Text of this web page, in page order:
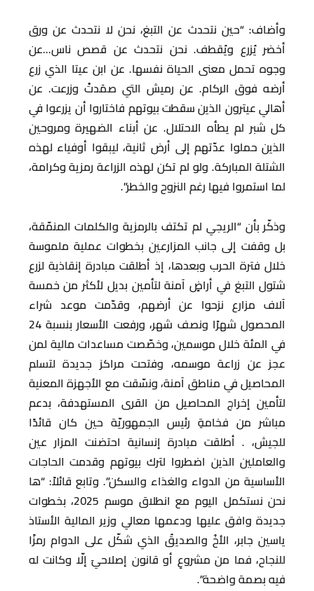
وأضاف: “حين نتحدث عن التبغ، نحن لا نتحدث عن ورق
أخضر يُزرع ويُقطف. نحن نتحدث عن قصص ناس…عن
وجوه تحمل معنى الحياة نفسها. عن ابن عيتا الذي زرع
أرضه فوق الركام. عن رميش التي صمَدتْ وزرعت. عن
أهالي عيترون الذين سقطت بيوتهم فاختاروا أن يزرعوا في
كل شبر لم يطأه الاحتلال. عن أبناء الضهيرة ومروحين
الذين حملوا عدّتهم إلى أرض ثانية، ليبقوا أوفياء لهذه
الشتلة المباركة. ولو لم تكن لهذه الزراعة رمزية وكرامة،
لما استمروا فيها رغم النزوح والخطر”.
وذكّر بأن “الريجي لم تكتف بالرمزية والكلمات المنمّقة،
بل وقفت إلى جانب المزارعين بخطوات عملية ملموسة
خلال فترة الحرب وبعدها، إذ أطلقت مبادرة إنقاذية لزرع
شتول التبغ في أراضٍ آمنة لتأمين بديل لأكثر من خمسة
آلاف مزارع نزحوا عن أرضهم، وقدّمت موعد شراء
المحصول شهرًا ونصف شهر، ورفعت الأسعار بنسبة 24
في المئة خلال موسمين، وخصّصت مساعدات مالية لمن
عجز عن زراعة موسمه، وفتحت مراكز جديدة لتسلم
المحاصيل في مناطق آمنة، ونسّقت مع الأجهزة المعنية
لتأمين إخراج المحاصيل من القرى المستهدفة، بدعم
مباشر من فخامةِ رئيس الجمهوريّة حين كان قائدًا
للجيش، . أطلقت مبادرة إنسانية احتضنت المزار عين
والعاملين الذين اضطروا لترك بيوتهم وقدمت الحاجات
الأساسية من الدواء والغذاء والسكن”. وتابع قائلاً: “ها
نحن نستكمل اليوم مع انطلاق موسم 2025، بخطوات
جديدة وافق عليها ودعمها معالي وزير المالية الأستاذ
ياسين جابر، الأخُ والصديقُ الذي شكّل على الدوام رمزًا
للنجاح، فما من مشروعِ أو قانون إصلاحيَ إلّا وكانت له
فيه بصمة واضحة”.